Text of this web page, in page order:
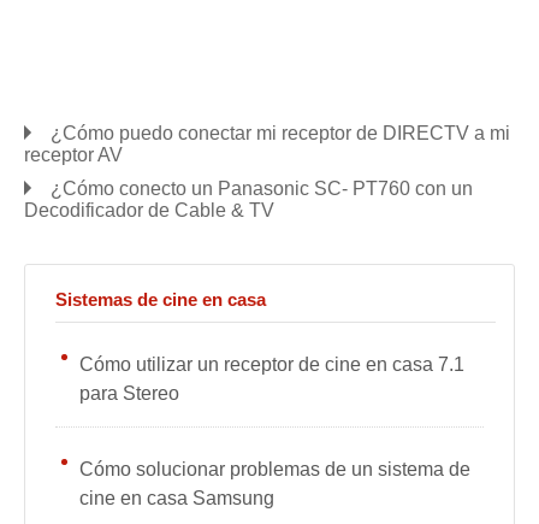
¿Cómo puedo conectar mi receptor de DIRECTV a mi
receptor AV
¿Cómo conecto un Panasonic SC- PT760 con un
Decodificador de Cable & TV
Sistemas de cine en casa
Cómo utilizar un receptor de cine en casa 7.1
para Stereo
Cómo solucionar problemas de un sistema de
cine en casa Samsung